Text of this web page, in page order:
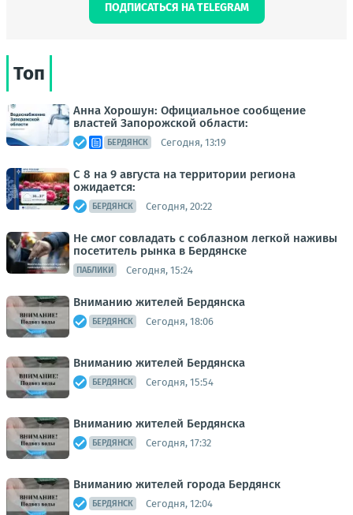
ПОДПИСАТЬСЯ НА TELEGRAM
Топ
Анна Хорошун: Официальное сообщение
властей Запорожской области:
БЕРДЯНСК Сегодня, 13:19
С 8 на 9 августа на территории региона
ожидается:
БЕРДЯНСК Сегодня, 20:22
Не смог совладать с соблазном легкой наживы
посетитель рынка в Бердянске
ПАБЛИКИ Сегодня, 15:24
Вниманию жителей Бердянска
БЕРДЯНСК Сегодня, 18:06
Вниманию жителей Бердянска
БЕРДЯНСК Сегодня, 15:54
Вниманию жителей Бердянска
БЕРДЯНСК Сегодня, 17:32
Вниманию жителей города Бердянск
БЕРДЯНСК Сегодня, 12:04